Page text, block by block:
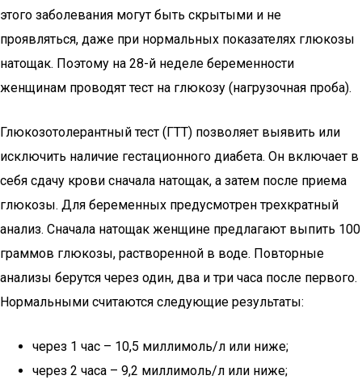
этого заболевания могут быть скрытыми и не
проявляться, даже при нормальных показателях глюкозы
натощак. Поэтому на 28-й неделе беременности
женщинам проводят тест на глюкозу (нагрузочная проба).
Глюкозотолерантный тест (ГТТ) позволяет выявить или
исключить наличие гестационного диабета. Он включает в
себя сдачу крови сначала натощак, а затем после приема
глюкозы. Для беременных предусмотрен трехкратный
анализ. Сначала натощак женщине предлагают выпить 100
граммов глюкозы, растворенной в воде. Повторные
анализы берутся через один, два и три часа после первого.
Нормальными считаются следующие результаты:
через 1 час – 10,5 миллимоль/л или ниже;
через 2 часа – 9,2 миллимоль/л или ниже;